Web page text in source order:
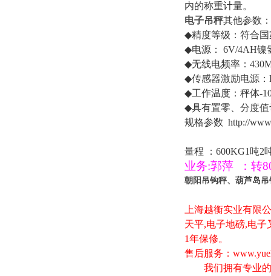
内的称重计量。
电子吊秤其他参数：
◆精度等级：符合
◆电源： 6V/4AH镍
◆无线电频率：
◆传感器激励电源：
◆工作温度：秤体-
◆具有置零、分度
规格参数 http://
量程 ： 600KG1 吨2
业务:郭萍 ： 转
朝阳吊钩秤、葫芦岛
上海越衡实业有限
天平,电子地磅,电子
1年保修。
售后服务：
我们拥有专业的